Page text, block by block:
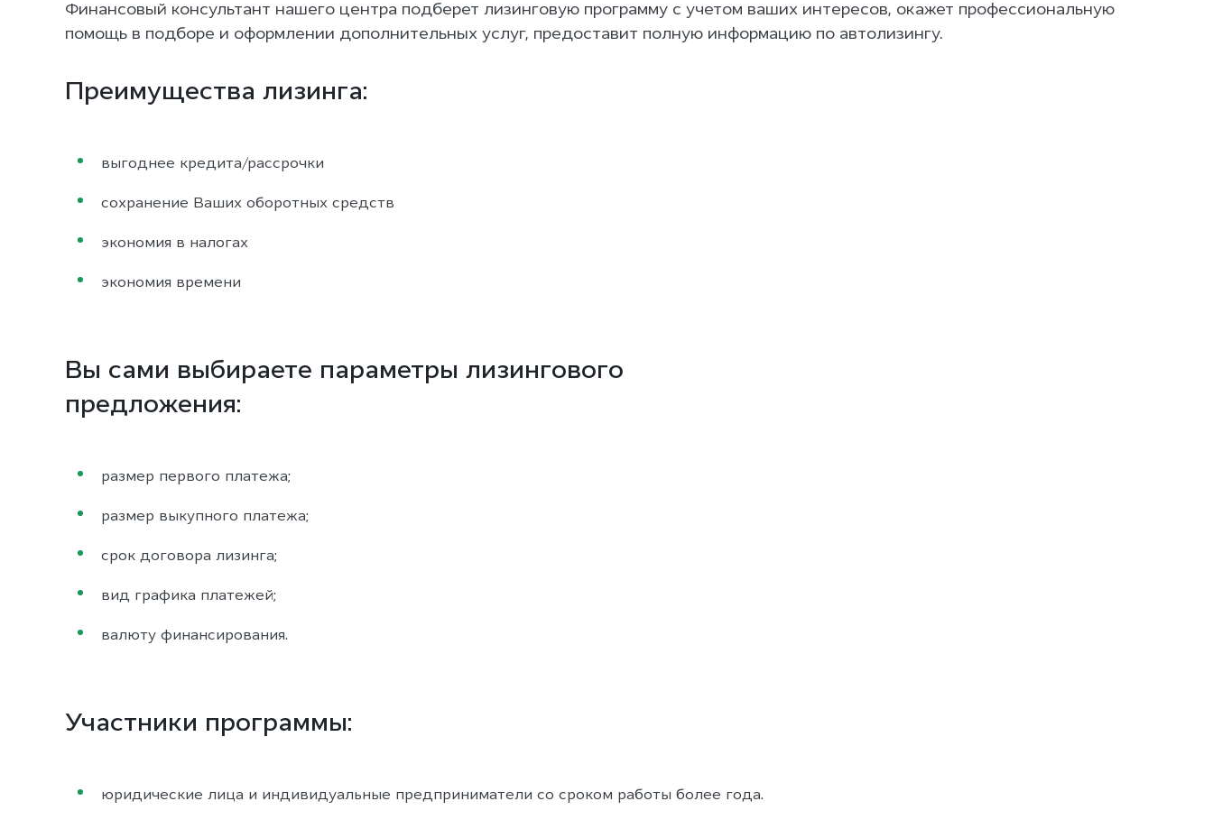
Финансовый консультант нашего центра подберет лизинговую программу с учетом ваших интересов, окажет профессиональную
помощь в подборе и оформлении дополнительных услуг, предоставит полную информацию по автолизингу.
Преимущества лизинга:
выгоднее кредита/рассрочки
сохранение Ваших оборотных средств
экономия в налогах
экономия времени
Вы сами выбираете параметры лизингового
предложения:
размер первого платежа;
размер выкупного платежа;
срок договора лизинга;
вид графика платежей;
валюту финансирования.
Участники программы:
юридические лица и индивидуальные предприниматели со сроком работы более года.